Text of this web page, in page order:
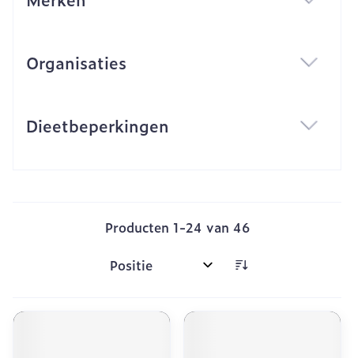
Organisaties
Dieetbeperkingen
Producten 1-24 van 46
Sorteer op: